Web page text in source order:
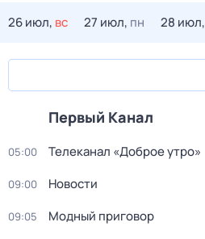
26 июл, вс 27 июл, пн 28 июл,
Первый Канал
05:00 Телеканал «Доброе утро»
09:00 Новости
09:05 Модный приговор